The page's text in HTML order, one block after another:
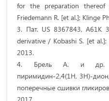
for the preparation
Friedemann R. [et al.]; Klinge
3. Пат. US 8367843, A61K
derivative / Kobashi S. [et
2013.
4. Брель А. и др. 1,3-
пиримидин-2,4(1Н, 3Н)-
поперечные сшивки
2017.